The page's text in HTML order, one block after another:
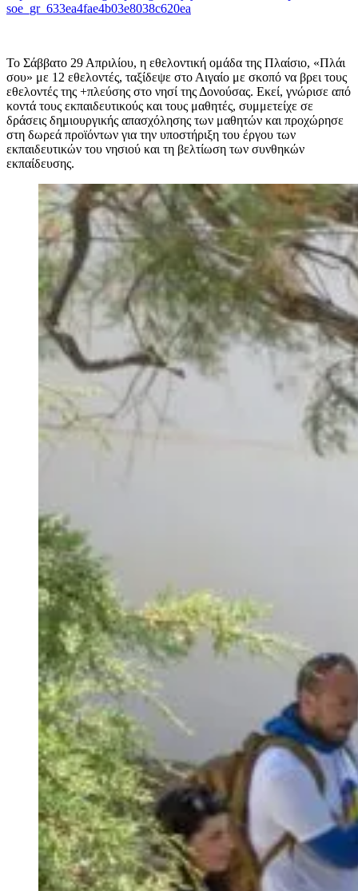
soe_gr_633ea4fae4b03e8038c620ea
Το Σάββατο 29 Απριλίου, η εθελοντική ομάδα της Πλαίσιο, «Πλάι
σου» με 12 εθελοντές, ταξίδεψε στο Αιγαίο με σκοπό να βρει τους
εθελοντές της +πλεύσης στο νησί της Δονούσας. Εκεί, γνώρισε από
κοντά τους εκπαιδευτικούς και τους μαθητές, συμμετείχε σε
δράσεις δημιουργικής απασχόλησης των μαθητών και προχώρησε
στη δωρεά προϊόντων για την υποστήριξη του έργου των
εκπαιδευτικών του νησιού και τη βελτίωση των συνθηκών
εκπαίδευσης.